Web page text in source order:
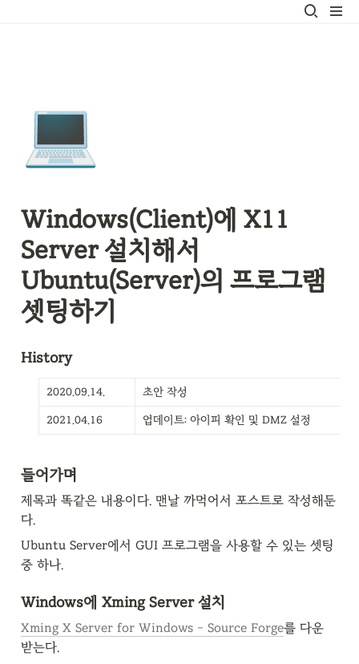
💻
Windows(Client)에 X11
Server 설치해서
Ubuntu(Server)의 프로그램
셋팅하기
History
2020.09.14. 초안 작성
2021.04.16 업데이트: 아이피 확인 및 DMZ 설정
들어가며
제목과 똑같은 내용이다. 맨날 까먹어서 포스트로 작성해둔
다.
Ubuntu Server에서 GUI 프로그램을 사용할 수 있는 셋팅
중 하나.
Windows에 Xming Server 설치
Xming X Server for Windows - Source Forge를 다운
받는다.